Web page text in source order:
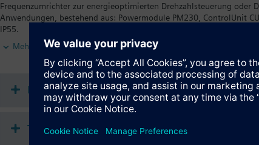
Frequenzumrichter zur energieoptimierten Drehzahlsteuerung oder
Anwendungen, bestehend aus: Powermodule PM230, ControlUnit
IP55.
Zusatzinformation
Die Einbautiefe erhöht sich mit BOP-2 bzw. der Blindabdeckung
Mehr
Dokumente
Technische Daten